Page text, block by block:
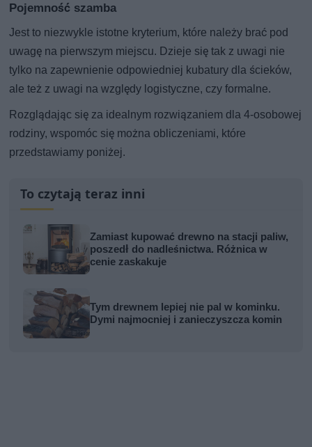
Pojemność szamba
Jest to niezwykle istotne kryterium, które należy brać pod
uwagę na pierwszym miejscu. Dzieje się tak z uwagi nie
tylko na zapewnienie odpowiedniej kubatury dla ścieków,
ale też z uwagi na względy logistyczne, czy formalne.
Rozglądając się za idealnym rozwiązaniem dla 4-osobowej
rodziny, wspomóc się można obliczeniami, które
przedstawiamy poniżej.
To czytają teraz inni
Zamiast kupować drewno na stacji paliw,
poszedł do nadleśnictwa. Różnica w
cenie zaskakuje
Tym drewnem lepiej nie pal w kominku.
Dymi najmocniej i zanieczyszcza komin